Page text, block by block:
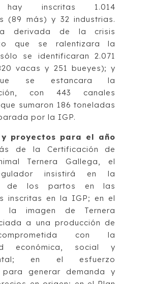
hay inscritas 1.014
(89 más) y 32 industrias.
derivada de la crisis
que se ralentizara la
se identificaran 2.071
vacas y 251 bueyes); y
se estancara la
con 443 canales
sumaron 186 toneladas
por la IGP.
proyectos para el año
de la Certificación de
Ternera Gallega, el
insistirá en la
de los partos en las
inscritas en la IGP; en el
la imagen de Ternera
a una producción de
con la
económica, social y
en el esfuerzo
para generar demanda y